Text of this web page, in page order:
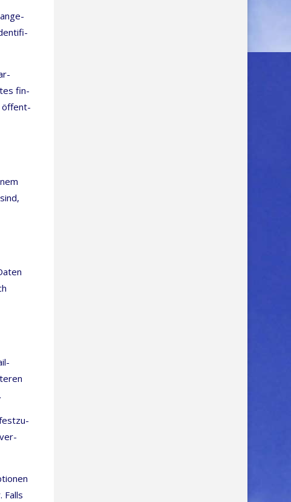
ange­
fin­
öffent­
fest­zu­
ver­
Falls